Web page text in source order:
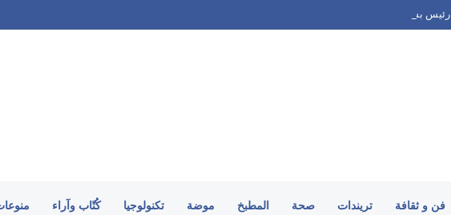
رئيس بشكتاش يتحدى: لم نرغب في ضم صلاح.. والموسم الجديد سيكشف الكثير
فن و ثقافة تريندات صحة المطبخ موضة تكنولوجيا كُتّاب وآراء